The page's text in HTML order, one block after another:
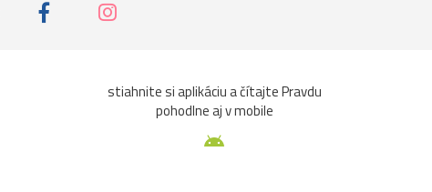
stiahnite si aplikáciu a čítajte Pravdu
pohodlne aj v mobile